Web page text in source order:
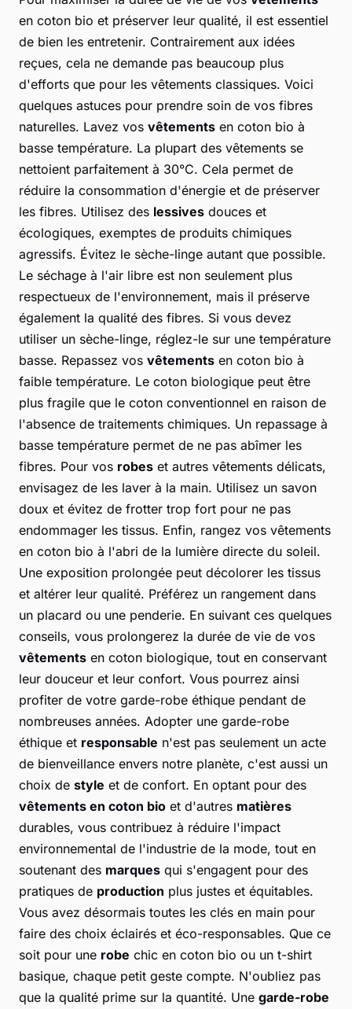
en coton bio et préserver leur qualité, il est essentiel
de bien les entretenir. Contrairement aux idées
reçues, cela ne demande pas beaucoup plus
d'efforts que pour les vêtements classiques. Voici
quelques astuces pour prendre soin de vos fibres
naturelles. Lavez vos vêtements en coton bio à
basse température. La plupart des vêtements se
nettoient parfaitement à 30°C. Cela permet de
réduire la consommation d'énergie et de préserver
les fibres. Utilisez des lessives douces et
écologiques, exemptes de produits chimiques
agressifs. Évitez le sèche-linge autant que possible.
Le séchage à l'air libre est non seulement plus
respectueux de l'environnement, mais il préserve
également la qualité des fibres. Si vous devez
utiliser un sèche-linge, réglez-le sur une température
basse. Repassez vos vêtements en coton bio à
faible température. Le coton biologique peut être
plus fragile que le coton conventionnel en raison de
l'absence de traitements chimiques. Un repassage à
basse température permet de ne pas abîmer les
fibres. Pour vos robes et autres vêtements délicats,
envisagez de les laver à la main. Utilisez un savon
doux et évitez de frotter trop fort pour ne pas
endommager les tissus. Enfin, rangez vos vêtements
en coton bio à l'abri de la lumière directe du soleil.
Une exposition prolongée peut décolorer les tissus
et altérer leur qualité. Préférez un rangement dans
un placard ou une penderie. En suivant ces quelques
conseils, vous prolongerez la durée de vie de vos
vêtements en coton biologique, tout en conservant
leur douceur et leur confort. Vous pourrez ainsi
profiter de votre garde-robe éthique pendant de
nombreuses années. Adopter une garde-robe
éthique et responsable n'est pas seulement un acte
de bienveillance envers notre planète, c'est aussi un
choix de style et de confort. En optant pour des
vêtements en coton bio et d'autres matières
durables, vous contribuez à réduire l'impact
environnemental de l'industrie de la mode, tout en
soutenant des marques qui s'engagent pour des
pratiques de production plus justes et équitables.
Vous avez désormais toutes les clés en main pour
faire des choix éclairés et éco-responsables. Que ce
soit pour une robe chic en coton bio ou un t-shirt
basique, chaque petit geste compte. N'oubliez pas
que la qualité prime sur la quantité. Une garde-robe